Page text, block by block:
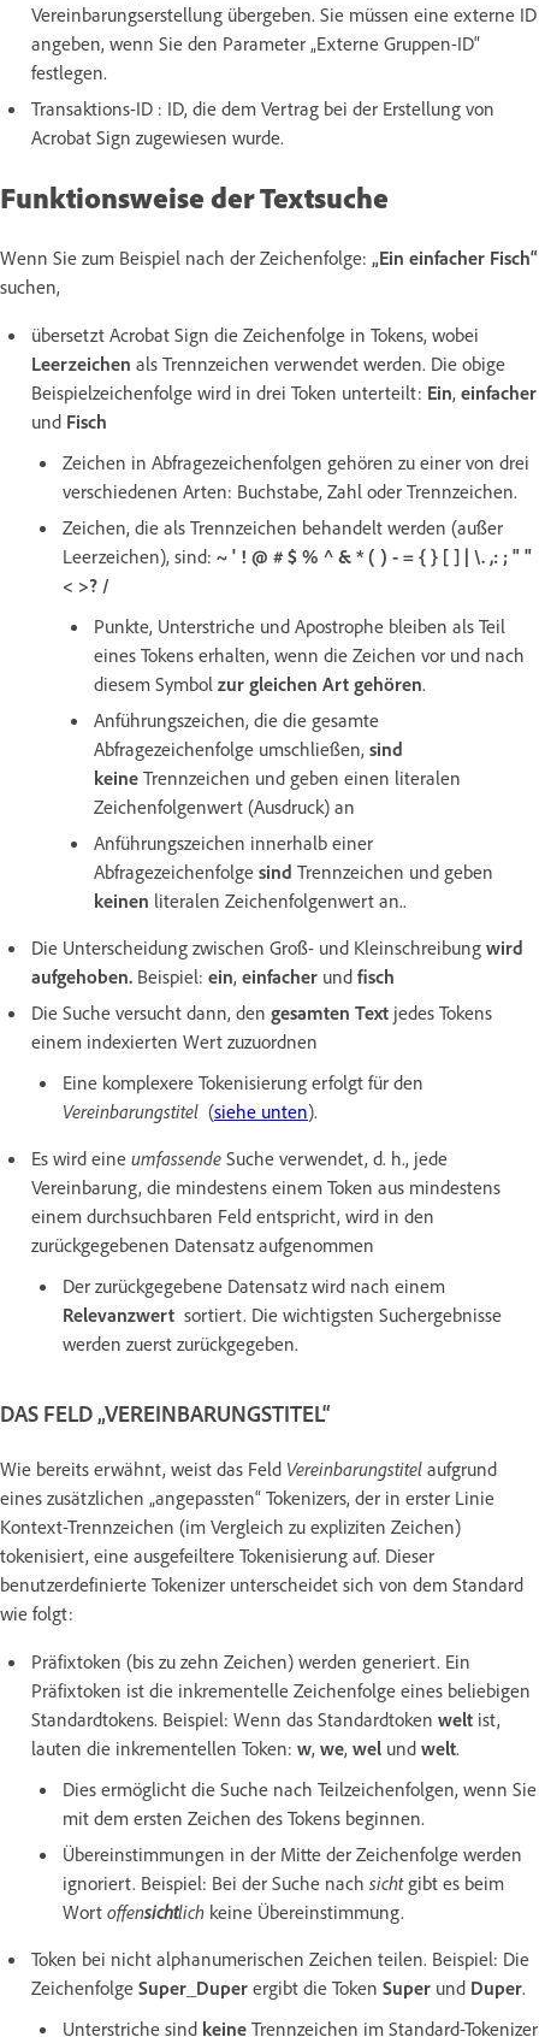
Vereinbarungserstellung übergeben. Sie müssen eine externe ID
angeben, wenn Sie den Parameter „Externe Gruppen-ID“
festlegen.
Transaktions-ID : ID, die dem Vertrag bei der Erstellung von
Acrobat Sign zugewiesen wurde.
Funktionsweise der Textsuche
Wenn Sie zum Beispiel nach der Zeichenfolge: „Ein einfacher Fisch“
suchen,
übersetzt Acrobat Sign die Zeichenfolge in Tokens, wobei
Leerzeichen als Trennzeichen verwendet werden. Die obige
Beispielzeichenfolge wird in drei Token unterteilt: Ein, einfacher
und Fisch
Zeichen in Abfragezeichenfolgen gehören zu einer von drei
verschiedenen Arten: Buchstabe, Zahl oder Trennzeichen.
Zeichen, die als Trennzeichen behandelt werden (außer
Leerzeichen), sind: ~ ' ! @ # $ % ^ & * ( ) - = { } [ ] | \. ,: ; " "
< >? /
Punkte, Unterstriche und Apostrophe bleiben als Teil
eines Tokens erhalten, wenn die Zeichen vor und nach
diesem Symbol zur gleichen Art gehören.
Anführungszeichen, die die gesamte
Abfragezeichenfolge umschließen, sind
keine Trennzeichen und geben einen literalen
Zeichenfolgenwert (Ausdruck) an
Anführungszeichen innerhalb einer
Abfragezeichenfolge sind Trennzeichen und geben
keinen literalen Zeichenfolgenwert an..
Die Unterscheidung zwischen Groß- und Kleinschreibung wird
aufgehoben. Beispiel: ein, einfacher und fisch
Die Suche versucht dann, den gesamten Text jedes Tokens
einem indexierten Wert zuzuordnen
Eine komplexere Tokenisierung erfolgt für den
Vereinbarungstitel (siehe unten).
Es wird eine umfassende Suche verwendet, d. h., jede
Vereinbarung, die mindestens einem Token aus mindestens
einem durchsuchbaren Feld entspricht, wird in den
zurückgegebenen Datensatz aufgenommen
Der zurückgegebene Datensatz wird nach einem
Relevanzwert sortiert. Die wichtigsten Suchergebnisse
werden zuerst zurückgegeben.
DAS FELD „VEREINBARUNGSTITEL“
Wie bereits erwähnt, weist das Feld Vereinbarungstitel aufgrund
eines zusätzlichen „angepassten“ Tokenizers, der in erster Linie
Kontext-Trennzeichen (im Vergleich zu expliziten Zeichen)
tokenisiert, eine ausgefeiltere Tokenisierung auf. Dieser
benutzerdefinierte Tokenizer unterscheidet sich von dem Standard
wie folgt:
Präfixtoken (bis zu zehn Zeichen) werden generiert. Ein
Präfixtoken ist die inkrementelle Zeichenfolge eines beliebigen
Standardtokens. Beispiel: Wenn das Standardtoken welt ist,
lauten die inkrementellen Token: w, we, wel und welt.
Dies ermöglicht die Suche nach Teilzeichenfolgen, wenn Sie
mit dem ersten Zeichen des Tokens beginnen.
Übereinstimmungen in der Mitte der Zeichenfolge werden
ignoriert. Beispiel: Bei der Suche nach sichtgibt es beim
Wort offensichtlich keine Übereinstimmung.
Token bei nicht alphanumerischen Zeichen teilen. Beispiel: Die
Zeichenfolge Super_Duper ergibt die Token Super und Duper.
Unterstriche sind keine Trennzeichen im Standard-Tokenizer